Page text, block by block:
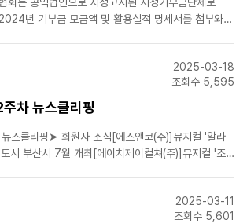
년 기부금 모금액 및 활용실적 명세서를 첨부와
2025-03-18
조회수 5,595
차 뉴스클리핑
스클리핑➤ 회원사 소식[에스앤코(주)]뮤지컬 '알라
시 부산서 7월 개최[에이치제이컬쳐(주)]뮤지컬 '조
폐..
2025-03-11
조회수 5,601